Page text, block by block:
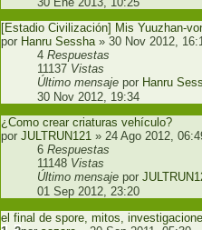
[Estadio Civilización] Mis Yuuzhan-
por Hanru Sessha » 30 Nov 2012,
4Respuestas
11137 Vistas
Último mensajepor Hanru
30 Nov 2012, 19:34
¿Como crear criaturas vehículo?
porJULTRUN121 » 24 Ago 2012,
6Respuestas
11148 Vistas
Último mensajepor
01 Sep 2012, 23:20
el final de spore, mitos,